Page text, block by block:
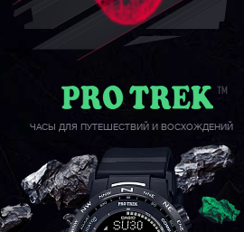
ЧАСЫ ДЛЯ ПУТЕШЕСТВИЙ И ВОСХОЖДЕНИЙ